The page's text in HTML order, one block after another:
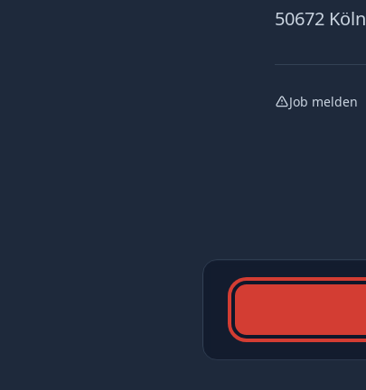
50672 Köln
Job melden